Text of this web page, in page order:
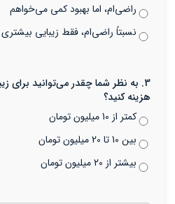
راضی‌ام، اما بهبود کمی می‌خواهم
نسبتاً راضی‌ام، فقط زیبایی
3. به نظر شما چقدر می‌توانید برای
هزینه کنید؟
کمتر از 10 میلیون تومان
بین 10 تا 20 میلیون تومان
بیشتر از 20 میلیون تومان